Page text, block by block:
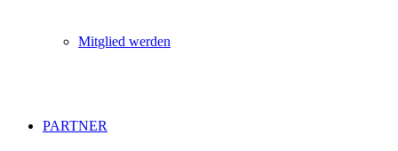
Mitglied werden
PARTNER